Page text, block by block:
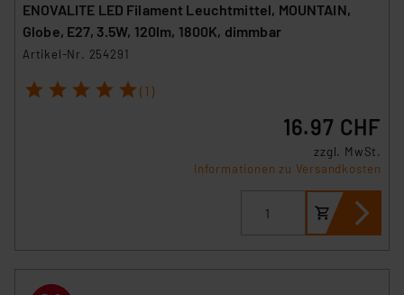
der Datenschutzerklärung. Für die USA besteht kein
dass die USA als Land mit unzureichendem
Datenschutz nach EU-Standards eingestuft wird. So
besteht etwa das Risiko, dass US-Behörden
Überwachungsprogrammen verarbeiten, ohne dass
hiergegen Klagemöglichkeiten für Europäer bestehen.
sich auf die Standarddatenschutzklauseln der
ENOVALITE LED Filament Leuchtmittel, MOUNTAIN,
Globe, E27, 3.5W, 120lm, 1800K, dimmbar
Artikel-Nr. 254291
1 2 3 4 5 (1)
16.97 CHF
zzgl. MwSt.
Informationen zu Versandkosten